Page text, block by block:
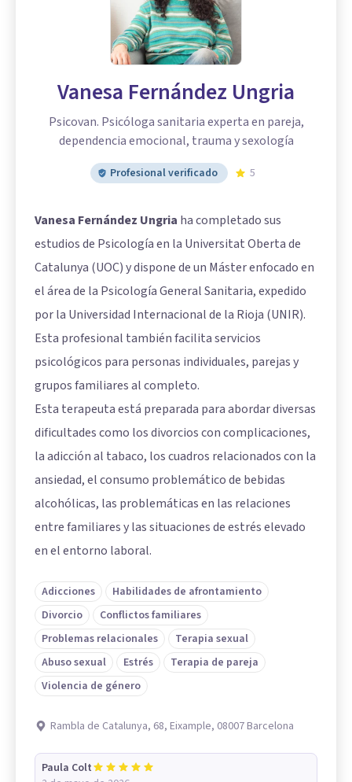
Vanesa Fernández Ungria
Psicovan. Psicóloga sanitaria experta en pareja,
dependencia emocional, trauma y sexología
Profesional verificado 5
Vanesa Fernández Ungria ha completado sus
estudios de Psicología en la Universitat Oberta de
Catalunya (UOC) y dispone de un Máster enfocado en
el área de la Psicología General Sanitaria, expedido
por la Universidad Internacional de la Rioja (UNIR).
Esta profesional también facilita servicios
psicológicos para personas individuales, parejas y
grupos familiares al completo.
Esta terapeuta está preparada para abordar diversas
dificultades como los divorcios con complicaciones,
la adicción al tabaco, los cuadros relacionados con la
ansiedad, el consumo problemático de bebidas
alcohólicas, las problemáticas en las relaciones
entre familiares y las situaciones de estrés elevado
en el entorno laboral.
Adicciones
Habilidades de afrontamiento
Divorcio
Conflictos familiares
Problemas relacionales
Terapia sexual
Abuso sexual
Estrés
Terapia de pareja
Violencia de género
Rambla de Catalunya, 68, Eixample, 08007 Barcelona
Paula Colt